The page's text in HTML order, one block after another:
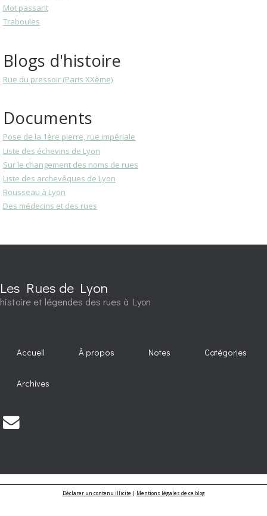
Mot passant
Traboules
Blogs d'histoire
Rue du pressoir (Paris XXème)
Documents
Pose de la 1ère pierre, rue impériale
Liste des échevins de Lyon
Sur le changement des noms de rues
Liste des archevêques de Lyon
Rousseau à Lyon
Des médecins et des rues
Les Rues de Lyon
histoire et légendes des rues à Lyon
Accueil À propos Notes Catégories
Archives
Déclarer un contenu illicite| Mentions légales de ce blog